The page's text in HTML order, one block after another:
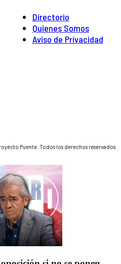
Directorio
Quienes Somos
Aviso de Privacidad
Puente. Todos los derechos reservados.